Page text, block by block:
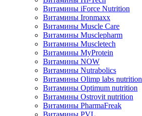
Витамины iForce Nutrition
Витамины Ironmaxx
Витамины Muscle Care
Витамины Musclepharm
Витамины Muscletech
Витамины MyProtein
Витамины NOW
Витамины Nutrabolics
Витамины Olimp labs nutrition
Витамины Optimum nutrition
Витамины Ostrovit nutrition
Витамины PharmaFreak
Витамины PVL